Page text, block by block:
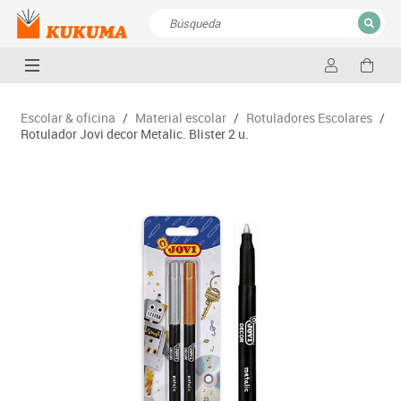
CERRAR
Escolar & oficina / Material escolar / Rotuladores Escolares /
Rotulador Jovi decor Metalic. Blister 2 u.